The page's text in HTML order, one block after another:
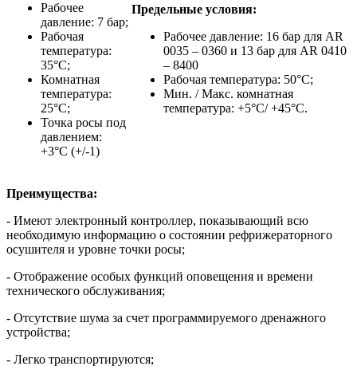
Рабочее
давление: 7 бар;
Рабочая
температура:
35°C;
Комнатная
температура:
25°C;
Точка росы под
давлением:
+3°C (+/-1)
Предельные условия:
Рабочее давление: 16 бар для AR
0035 – 0360 и 13 бар для AR 0410
– 8400
Рабочая температура: 50°C;
Мин. / Макс. комнатная
температура: +5°C/ +45°C.
Преимущества:
- Имеют электронный контроллер, показывающий всю
необходимую информацию о состоянии рефрижераторного
осушителя и уровне точки росы;
- Отображение особых функций оповещения и времени
технического обслуживания;
- Отсутствие шума за счет программируемого дренажного
устройства;
- Легко транспортируются;